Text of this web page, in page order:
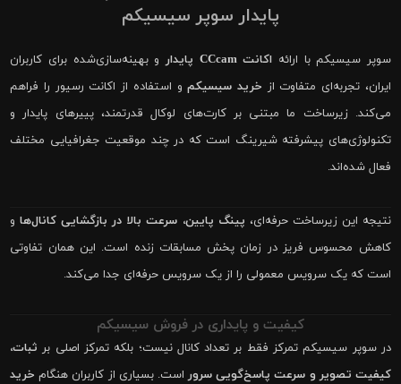
پایدار سوپر سیسیکم
سوپر سیسیکم با ارائه اکانت CCcam پایدار
و بهینه‌سازی‌شده برای کاربران
ایران، تجربه‌ای متفاوت از خرید سیسیکمو استفاده از اکانت رسیور را فراهم
می‌کند. زیرساخت ما مبتنی بر کارت‌های لوکال قدرتمند، پییرهای پایدار و
تکنولوژی‌های پیشرفته شیرینگ است که در چند موقعیت جغرافیایی مختلف
فعال شده‌اند.
نتیجه این زیرساخت حرفه‌ای، پینگ پایین، سرعت بالا در بازگشایی کانال‌هاو
کاهش محسوس فریز در زمان پخش مسابقات زنده است. این همان تفاوتی
است که یک سرویس معمولی را از یک سرویس حرفه‌ای جدا می‌کند.
کیفیت و پایداری در فروش سیسیکم
در سوپر سیسیکم تمرکز فقط بر تعداد کانال نیست؛ بلکه تمرکز اصلی بر ثبات،
کیفیت تصویر و سرعت پاسخ‌گویی سروراست. بسیاری از کاربران هنگام خرید